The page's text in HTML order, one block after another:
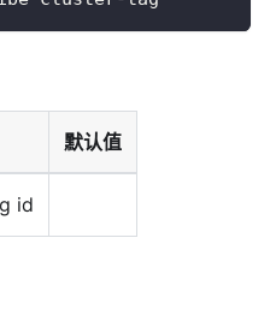
默认值
id